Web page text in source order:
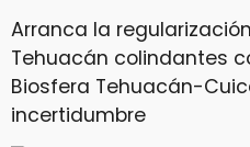
Arranca la
Tehuacán colindantes
Biosfera Tehuacán-
incertidumbre